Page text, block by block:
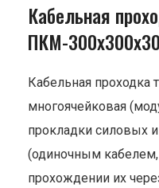
Кабельная
ПКМ-
Кабельная
многоячейковая
прокладки силовых
(одиночным
прохождении их